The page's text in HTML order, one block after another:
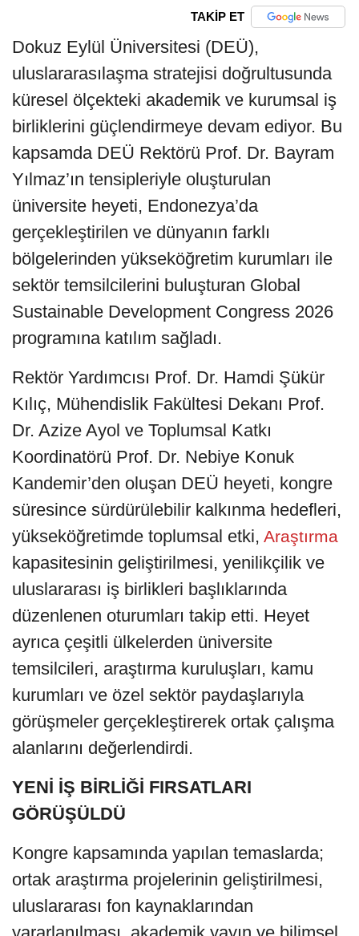
TAKİP ET
Dokuz Eylül Üniversitesi (DEÜ),
uluslararasılaşma stratejisi doğrultusunda
küresel ölçekteki akademik ve kurumsal iş
birliklerini güçlendirmeye devam ediyor. Bu
kapsamda DEÜ Rektörü Prof. Dr. Bayram
Yılmaz’ın tensipleriyle oluşturulan
üniversite heyeti, Endonezya’da
gerçekleştirilen ve dünyanın farklı
bölgelerinden yükseköğretim kurumları ile
sektör temsilcilerini buluşturan Global
Sustainable Development Congress 2026
programına katılım sağladı.
Rektör Yardımcısı Prof. Dr. Hamdi Şükür
Kılıç, Mühendislik Fakültesi Dekanı Prof.
Dr. Azize Ayol ve Toplumsal Katkı
Koordinatörü Prof. Dr. Nebiye Konuk
Kandemir’den oluşan DEÜ heyeti, kongre
süresince sürdürülebilir kalkınma hedefleri,
yükseköğretimde toplumsal etki, Araştırma
kapasitesinin geliştirilmesi, yenilikçilik ve
uluslararası iş birlikleri başlıklarında
düzenlenen oturumları takip etti. Heyet
ayrıca çeşitli ülkelerden üniversite
temsilcileri, araştırma kuruluşları, kamu
kurumları ve özel sektör paydaşlarıyla
görüşmeler gerçekleştirerek ortak çalışma
alanlarını değerlendirdi.
YENİ İŞ BİRLİĞİ FIRSATLARI
GÖRÜŞÜLDÜ
Kongre kapsamında yapılan temaslarda;
ortak araştırma projelerinin geliştirilmesi,
uluslararası fon kaynaklarından